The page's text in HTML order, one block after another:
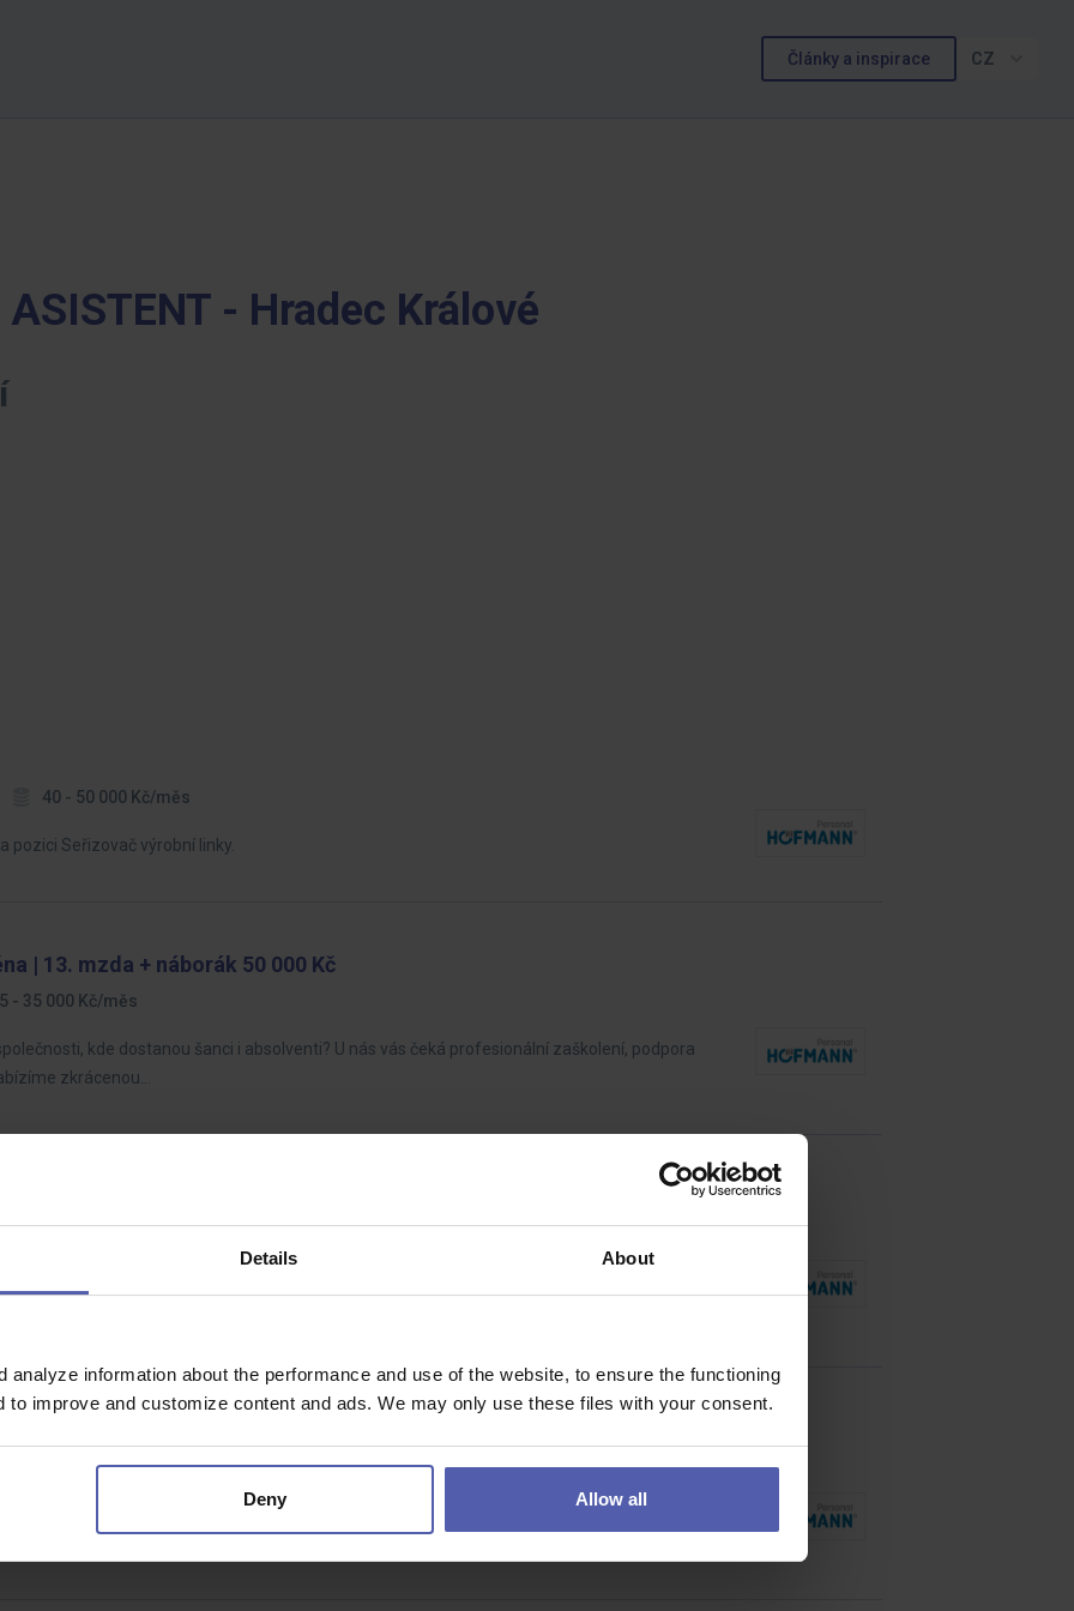
Details About
analyze information about the performance and use of the website, to ensure the functioning
to improve and customize content and ads. We may only use these files with your consent.
Deny Allow all
Články a inspirace CZ
- Hradec Králové
40 - 50 000 Kč/měs
pozici Seřizovač výrobní linky.
| 13. mzda + náborák 50 000 Kč
- 35 000 Kč/měs
kde dostanou šanci i absolventi? U nás vás čeká profesionální zaškolení, podpora
zkrácenou…
38 - 42 000 Kč/měs
kvality, který nám pomůže zajistit, že každý výrobek opustí naši firmu v perfektním stavu.